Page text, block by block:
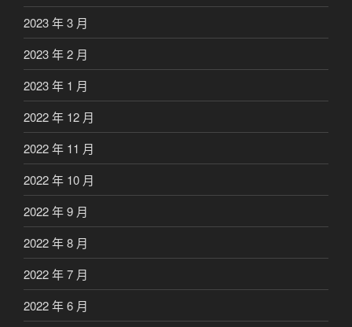
2023 年 3 月
2023 年 2 月
2023 年 1 月
2022 年 12 月
2022 年 11 月
2022 年 10 月
2022 年 9 月
2022 年 8 月
2022 年 7 月
2022 年 6 月